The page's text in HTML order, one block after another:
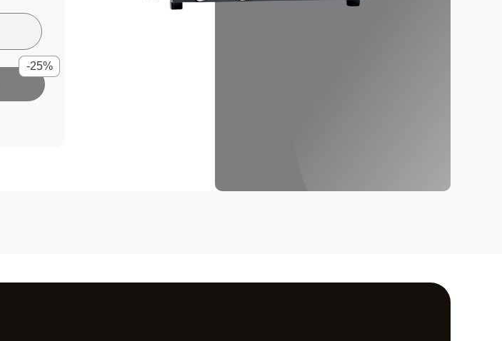
-25%